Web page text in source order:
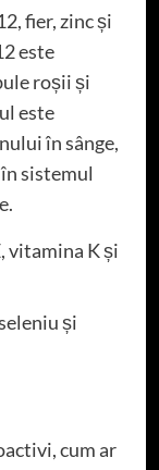
fier, zinc și
este
roșii și
este
în sânge,
sistemul
vitamina K și
și
cum ar